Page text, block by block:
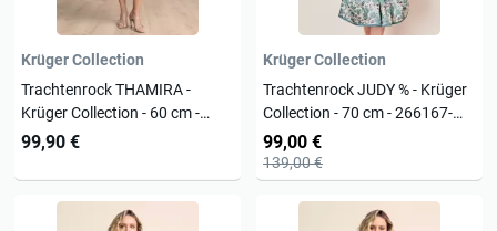
Krüger Collection
Trachtenrock THAMIRA -
Krüger Collection - 60 cm -
261070-060-0057
99,90 €
Krüger Collection
Trachtenrock JUDY % - Krüger
Collection - 70 cm - 266167-
070-0055
99,00 €
139,00 €